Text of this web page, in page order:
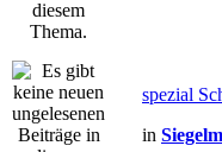
spezial
in